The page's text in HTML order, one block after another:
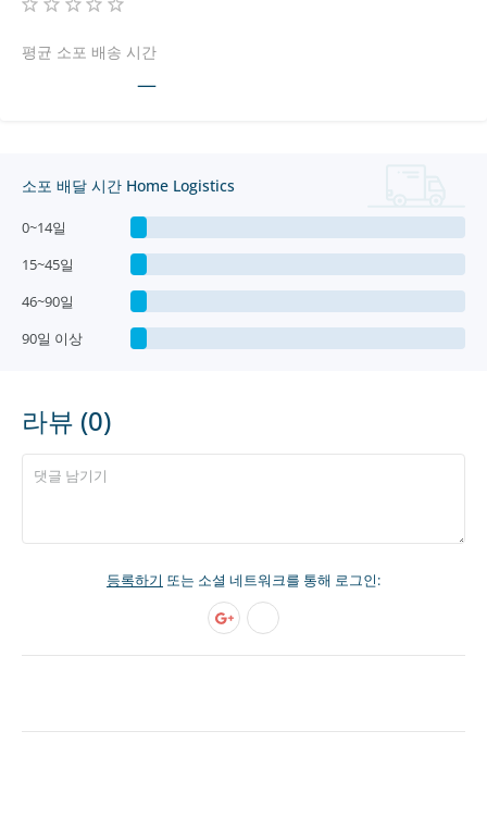
평균 소포 배송 시간
—
소포 배달 시간 Home Logistics
0~14일
15~45일
46~90일
90일 이상
라뷰 (0)
등록하기 또는 소셜 네트워크를 통해 로그인: